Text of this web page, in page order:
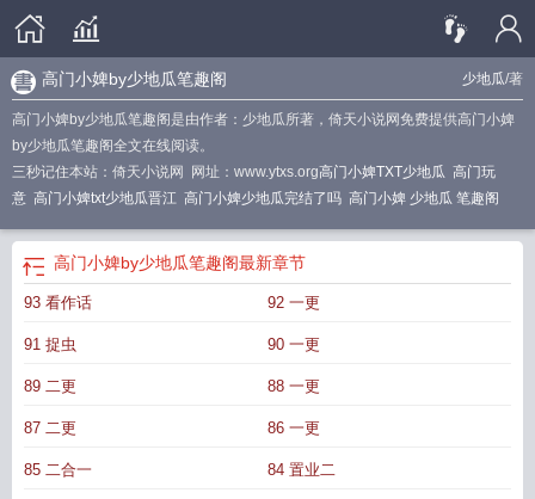
少地瓜/著
高门小婢by少地瓜笔趣阁
高门小婢by少地瓜笔趣阁是由作者：少地瓜所著，倚天小说网免费提供高门小婢
by少地瓜笔趣阁全文在线阅读。
三秒记住本站：倚天小说网 网址：www.ytxs.org高门小婢TXT少地瓜 高门玩
意 高门小婢txt少地瓜晋江 高门小婢少地瓜完结了吗 高门小婢 少地瓜 笔趣阁
高门小婢by少地瓜笔趣阁最新章节
93 看作话 92 一更
91 捉虫 90 一更
89 二更 88 一更
87 二更 86 一更
85 二合一 84 置业二